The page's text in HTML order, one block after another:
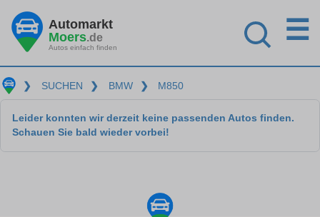
Automarkt
Moers.de
Autos einfach finden
☰
❯ SUCHEN ❯ BMW ❯ M850
Leider konnten wir derzeit keine passenden Autos finden.
Schauen Sie bald wieder vorbei!